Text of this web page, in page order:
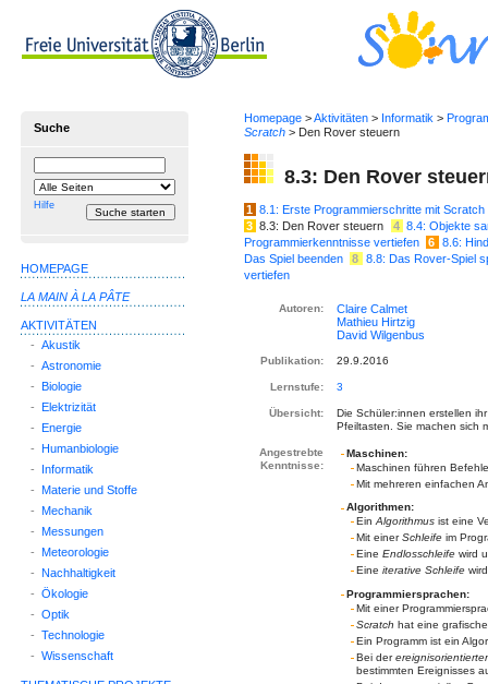
Homepage >Aktivitäten > Informatik >
Scratch > Den Rover steuern
8.3: Den Rover
1 8.1: Erste Programmierschritte mit Scratch
3 8.3: Den Rover steuern 4 8.4: Objekte
Programmierkenntnisse vertiefen
6 8.6:
Das Spiel beenden
8 8.8: Das Rover-Spiel
vertiefen
Autoren:
Publikation: 29.9.2016
Lernstufe: 3
Übersicht:
Die Schüler:innen erstellen
Pfeiltasten. Sie machen sich
Angestrebte
Kenntnisse:
Maschinen:
Maschinen führen
Mit mehreren einfachen
Algorithmen:
EinAlgorithmus ist eine
Mit einerSchleife im
EineEndlosschleife wird
Eineiterative Schleife
Programmiersprachen:
Mit einer
Scratch hat eine
Ein Programm ist ein
Bei der
bestimmten Ereignisses
Suche
einschränken
Hilfe
HOMEPAGE
LA MAIN À LA PÂTE
AKTIVITÄTEN
- Akustik
- Astronomie
- Biologie
- Elektrizität
- Energie
- Humanbiologie
-
Informatik
- Materie und Stoffe
- Mechanik
- Messungen
- Meteorologie
- Nachhaltigkeit
- Ökologie
- Optik
- Technologie
- Wissenschaft